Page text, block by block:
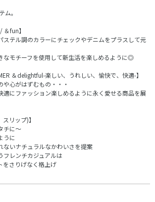
ム。
＆fun】
ステル調のカラーにチェックやデニムをプラスして元
なモチーフを使用して新生活を楽しめるように◎
＆delightful-楽しい、うれしい、愉快で、快適-】
や心がはずむもの・・・
適にファッション楽しめるように永く愛せる商品を展
リップ)】
チに～
うに
ないナチュラルなかわいさを提案
フレンチカジュアルは
をさりげなく格上げ